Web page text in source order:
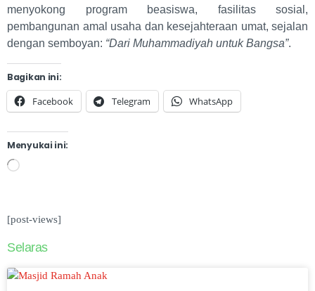
menyokong program beasiswa, fasilitas sosial,
pembangunan amal usaha dan kesejahteraan umat, sejalan
dengan semboyan: “Dari Muhammadiyah untuk Bangsa”.
Bagikan ini:
Facebook Telegram WhatsApp
Menyukai ini:
[post-views]
Selaras